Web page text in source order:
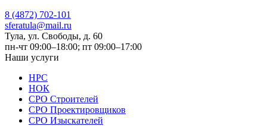
8 (4872) 702-101
sferatula@mail.ru
Тула, ул. Свободы, д. 60
пн-чт 09:00–18:00; пт 09:00–17:00
Наши услуги
НРС
НОК
СРО Строителей
СРО Проектировщиков
СРО Изыскателей